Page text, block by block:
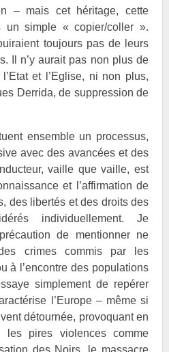
– mais cet héritage, cette
un simple « copier/coller ».
toujours pas de leurs
Il n’y aurait pas non plus de
et l’Eglise, ni non plus,
Derrida, de suppression de
ensemble un processus,
avec des avancées et des
vaille que vaille, est
et l’affirmation de
des libertés et des droits des
individuellement. Je
de mentionner ne
crimes commis par les
à l’encontre des populations
simplement de repérer
l’Europe – même si
détournée, provoquant en
pires violences comme
des Noirs, le massacre